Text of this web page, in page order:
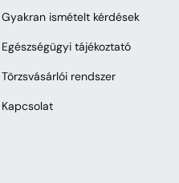
Gyakran ismételt kérdések
Egészségügyi tájékoztató
Törzsvásárlói rendszer
Kapcsolat